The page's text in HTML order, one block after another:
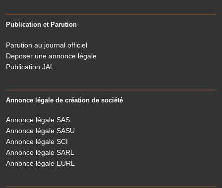
Publication et Parution
Parution au journal officiel
Deposer une annonce légale
Publication JAL
Annonce légale de création de société
Annonce légale SAS
Annonce légale SASU
Annonce légale SCI
Annonce légale SARL
Annonce légale EURL